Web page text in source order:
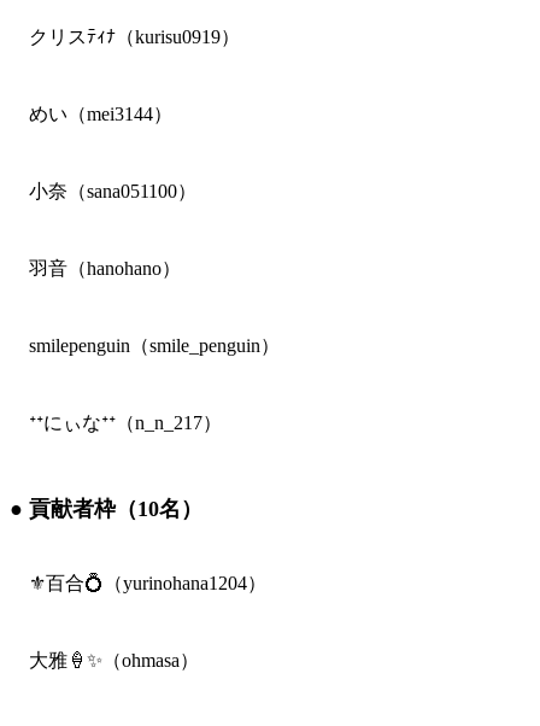
クリスﾃｨﾅ（kurisu0919）
めい（mei3144）
小奈（sana051100）
羽音（hanohano）
smilepenguin（smile_penguin）
ᐩᕀにぃなᐩᕀ（n_n_217）
● 貢献者枠（10名）
⚜️百合💍（yurinohana1204）
大雅🍦✨️（ohmasa）